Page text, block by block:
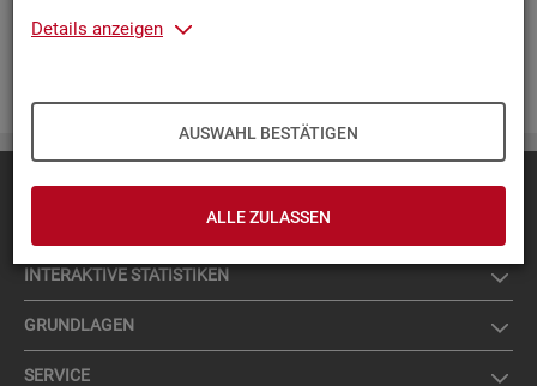
Details anzeigen
AUSWAHL BESTÄTIGEN
ALLE ZULASSEN
Die­ser Ser­vice ist selbst­ver­ständ­lich kos­ten­los.
IN­TER­AK­TI­VE STA­TIS­TI­KEN
GRUND­LA­GEN
SER­VICE